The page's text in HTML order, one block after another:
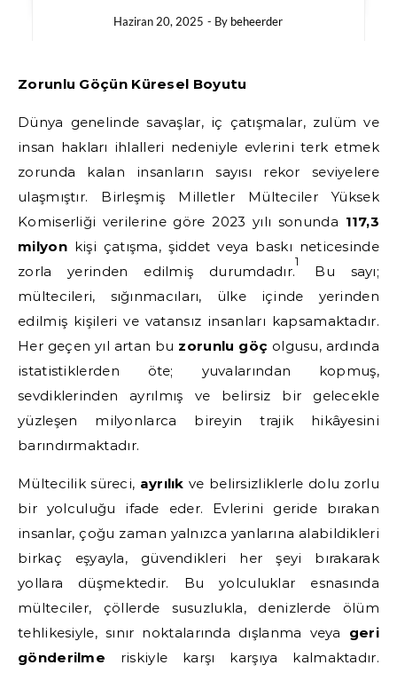
Haziran 20, 2025 - By beheerder
Zorunlu Göçün Küresel Boyutu
Dünya genelinde savaşlar, iç çatışmalar, zulüm ve
insan hakları ihlalleri nedeniyle evlerini terk etmek
zorunda kalan insanların sayısı rekor seviyelere
ulaşmıştır. Birleşmiş Milletler Mülteciler Yüksek
Komiserliği verilerine göre 2023 yılı sonunda 117,3
milyonkişi çatışma, şiddet veya baskı neticesinde
zorla yerinden edilmiş durumdadır.
1
Bu sayı;
mültecileri, sığınmacıları, ülke içinde yerinden
edilmiş kişileri ve vatansız insanları kapsamaktadır.
Her geçen yıl artan bu zorunlu göç olgusu, ardında
istatistiklerden öte; yuvalarından kopmuş,
sevdiklerinden ayrılmış ve belirsiz bir gelecekle
yüzleşen milyonlarca bireyin trajik hikâyesini
barındırmaktadır.
Mültecilik süreci, ayrılık ve belirsizliklerle dolu zorlu
bir yolculuğu ifade eder. Evlerini geride bırakan
insanlar, çoğu zaman yalnızca yanlarına alabildikleri
birkaç eşyayla, güvendikleri her şeyi bırakarak
yollara düşmektedir. Bu yolculuklar esnasında
mülteciler, çöllerde susuzlukla, denizlerde ölüm
tehlikesiyle, sınır noktalarında dışlanma veya geri
gönderilme riskiyle karşı karşıya kalmaktadır.